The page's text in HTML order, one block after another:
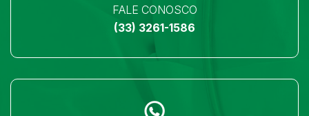
FALE CONOSCO
(33) 3261-1586